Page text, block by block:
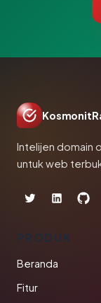
Intelijen domain
untuk web
PRODUK
Beranda
Fitur